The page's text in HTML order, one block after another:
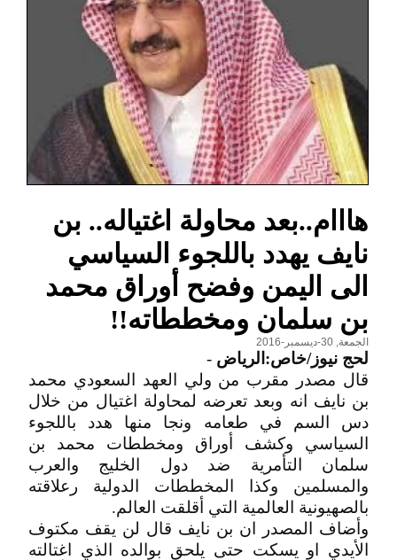
هااام..بعد محاولة اغتياله.. بن
نايف يهدد باللجوء السياسي
الى اليمن وفضح أوراق محمد
بن سلمان ومخططاته!!
الجمعة, 30-ديسمبر-2016
لحج نيوز/خاص:الرياض -
قال مصدر مقرب من ولي العهد السعودي محمد
بن نايف انه وبعد تعرضه لمحاولة اغتيال من خلال
دس السم في طعامه ونجا منها هدد باللجوء
السياسي وكشف أوراق ومخططات محمد بن
سلمان التأمرية ضد دول الخليج والعرب
والمسلمين وكذا المخططات الدولية رعلاقته
بالصهيونية العالمية التي أقلقت العالم.
وأضاف المصدر ان بن نايف قال لن يقف مكتوف
الأيدي او يسكت حتى يلحق بوالده الذي اغتالته